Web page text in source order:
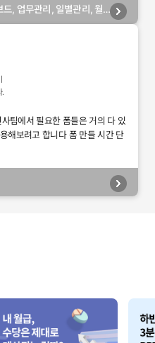
, 업무관리, 일별관리, 월
.
팀에서 필요한 폼들은 거의 다 있
해보려고 합니다 폼 만들 시간 단